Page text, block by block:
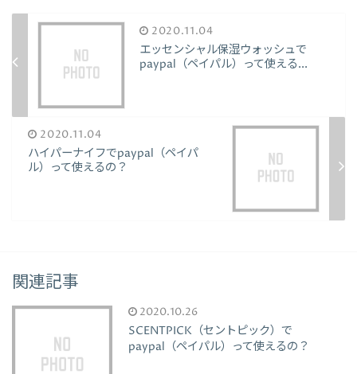
2020.11.04
エッセンシャル保湿ウォッシュで
paypal（ペイパル）って使える...
2020.11.04
ハイパーナイフでpaypal（ペイパ
ル）って使えるの？
関連記事
2020.10.26
SCENTPICK（セントピック）で
paypal（ペイパル）って使えるの？